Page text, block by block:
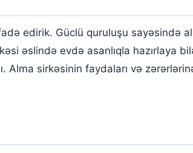
edirik. Güclü quruluşu sayəsində
əslində evdə asanlıqla hazırlaya
Alma sirkəsinin faydaları və